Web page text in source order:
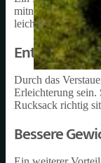
mitnehmen oder
leichter transportiert
Entlastung
Durch das
Erleichterung sein.
Rucksack richtig
Bessere